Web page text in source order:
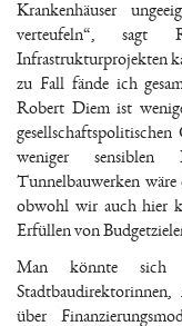
Krankenhäuser
verteufeln“, sagt
Infrastrukturprojekten
zu Fall fände ich
Robert Diem ist
weniger sensiblen
Tunnelbauwerken wäre
obwohl wir auch hier
Erfüllen von
Man könnte
über